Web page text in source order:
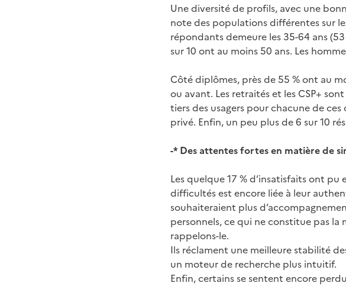
Une diversité de profils, avec une
note des populations différentes sur
répondants demeure les 35-64 ans
sur 10 ont au moins 50 ans. Les
Côté diplômes, près de 55 % ont au
ou avant. Les retraités et les CSP+
tiers des usagers pour chacune de
privé. Enfin, un peu plus de 6 sur 10
-* Des attentes fortes en matière de
Les quelque 17 % d’insatisfaits ont
difficultés est encore liée à leur
souhaiteraient plus
personnels, ce qui ne constitue pas
rappelons-le.
Ils réclament une meilleure stabilité
un moteur de recherche plus intuitif.
Enfin, certains se sentent encore